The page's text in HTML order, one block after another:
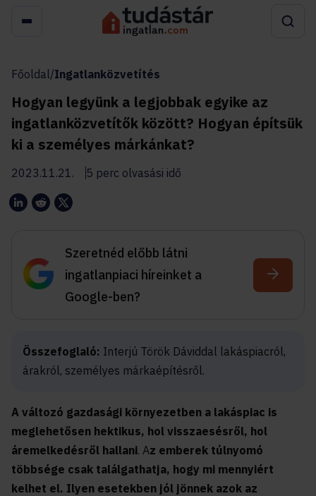
Főoldal/Ingatlanközvetítés
Hogyan legyünk a legjobbak egyike az
ingatlanközvetítők között? Hogyan építsük
ki a személyes márkánkat?
2023.11.21. 5 perc olvasási idő
Szeretnéd előbb látni
ingatlanpiaci híreinket a
Google-ben?
Összefoglaló: Interjú Török Dáviddal lakáspiacról,
árakról, személyes márkaépítésről.
A változó gazdasági környezetben a lakáspiac is
meglehetősen hektikus, hol visszaesésről, hol
áremelkedésről hallani. Az emberek túlnyomó
többsége csak találgathatja, hogy mi mennyiért
kelhet el. Ilyen esetekben jól jönnek azok az